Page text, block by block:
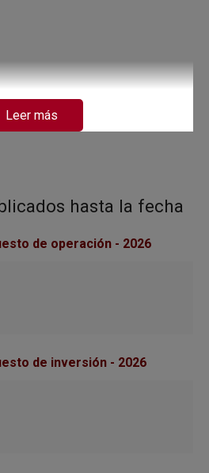
Leer más
hasta la fecha
de operación - 2026
de inversión - 2026